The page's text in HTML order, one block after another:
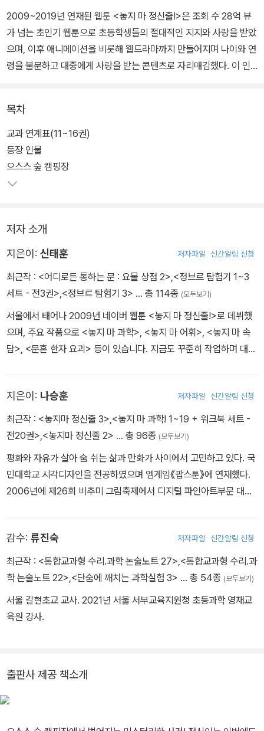
2009~2019년 연재된 웹툰 <놓지 마 정신줄!>은 조회 수 28억 뷰
가 넘는 초인기 웹툰으로 초등학생들의 절대적인 지지와 사랑을 받았
으며, 이후 애니메이션을 비롯해 웹드라마까지 만들어지며 나이와 연
령을 불문하고 대중에게 사랑을 받는 콘텐츠로 자리매김했다. 이 인
리고 있다.
16권에서는 으스스 숲 캠핑장에서 벌어지는 이야기 속 사건을 해결
하면서 재미와 스릴감을 동시에 느껴 볼 수 있다. 또한 ‘정신이가 알려
주는 과학 노트’와 ‘정신이가 만난 과학자: 윌리엄 길버트’ 편의 인터
특별히 이번 권부터는 하나의 과학 주제를 집중해서 샅샅이 살펴볼
수 있는 ‘정신이의 과학 X-Files’ 코너가 추가되었다. 이번 주제는 날
림이 풍부하게 구성되어 독자에게 보는 재미를 제공한다. 더불어 본
문에서 배운 내용을 복습할 수 있는 ‘실력 뽐내기 퀴즈’를 통해 과학
지식을 최종 점검해 볼 수 있다.
목차
교과 연계표(11~16권)
등장 인물
으스스 숲 캠핑장
저자 소개
지은이: 신태훈 저자파일 신간알림 신청
최근작 : <어디로든 통하는 문 : 요물 상점 2>,<정브르 탐험기 1~3
세트 - 전3권>,<정브르 탐험기 3> … 총 114종 (모두보기)
서울에서 태어나 2009년 네이버 웹툰 <놓지 마 정신줄!>로 데뷔했
으며, 주요 작품으로 <놓지 마 과학>, <놓지 마 어휘>, <놓지 마 속
담>, <문혼 한자 요괴> 등이 있습니다. 지금도 꾸준히 작업하며 대학
지은이: 나승훈 저자파일 신간알림 신청
최근작 : <놓지마 정신줄 3>,<놓지 마 과학! 1~19 + 워크북 세트 -
전20권>,<놓지마 정신줄 2> … 총 96종 (모두보기)
평화와 자유가 살아 숨 쉬는 삶과 만화가 사이에서 고민하고 있다. 국
민대학교 시각디자인을 전공하였으며 엠게임《팝스툰》에 연재했다.
2006년에 제26회 비추미 그림축제에서 디지털 파인아트부문 대상
화 시리즈 등이 있다. [신태훈 나승훈 콤비의 대활약!] - 2009~201
9년 웹툰《놓지마 정신줄!》시즌 1, 2, 3 연재 - 2014년《놓지마 정신
줄》KBS TV 만화 방영 - 2014년 《놓지마 정신줄》 SICAF 코믹어
마 과학! 애니메이션》한국과학창의재단 과학문화콘텐츠 부문 우수상
- 2019년~ 《놓지 마 과학!》중국 발간 - 2021년~ 《놓지 마 과학!》일
감수: 류진숙 저자파일 신간알림 신청
최근작 : <통합교과형 수리.과학 논술노트 27>,<통합교과형 수리.과
학 논술노트 22>,<단숨에 깨치는 과학실험 3> … 총 54종 (모두보기)
서울 갈현초교 교사. 2021년 서울 서부교육지원청 초등과학 영재교
육원 강사.
출판사 제공 책소개